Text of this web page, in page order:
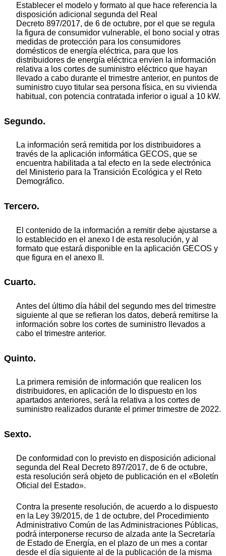
Establecer el modelo y formato al que hace referencia la
disposición adicional segunda del Real
Decreto 897/2017, de 6 de octubre, por el que se regula
la figura de consumidor vulnerable, el bono social y otras
medidas de protección para los consumidores
domésticos de energía eléctrica, para que los
distribuidores de energía eléctrica envíen la información
relativa a los cortes de suministro eléctrico que hayan
llevado a cabo durante el trimestre anterior, en puntos de
suministro cuyo titular sea persona física, en su vivienda
habitual, con potencia contratada inferior o igual a 10 kW.
Segundo.
La información será remitida por los distribuidores a
través de la aplicación informática GECOS, que se
encuentra habilitada a tal efecto en la sede electrónica
del Ministerio para la Transición Ecológica y el Reto
Demográfico.
Tercero.
El contenido de la información a remitir debe ajustarse a
lo establecido en el anexo I de esta resolución, y al
formato que estará disponible en la aplicación GECOS y
que figura en el anexo II.
Cuarto.
Antes del último día hábil del segundo mes del trimestre
siguiente al que se refieran los datos, deberá remitirse la
información sobre los cortes de suministro llevados a
cabo el trimestre anterior.
Quinto.
La primera remisión de información que realicen los
distribuidores, en aplicación de lo dispuesto en los
apartados anteriores, será la relativa a los cortes de
suministro realizados durante el primer trimestre de 2022.
Sexto.
De conformidad con lo previsto en disposición adicional
segunda del Real Decreto 897/2017, de 6 de octubre,
esta resolución será objeto de publicación en el «Boletín
Oficial del Estado».
Contra la presente resolución, de acuerdo a lo dispuesto
en la Ley 39/2015, de 1 de octubre, del Procedimiento
Administrativo Común de las Administraciones Públicas,
podrá interponerse recurso de alzada ante la Secretaría
de Estado de Energía, en el plazo de un mes a contar
desde el día siguiente al de la publicación de la misma